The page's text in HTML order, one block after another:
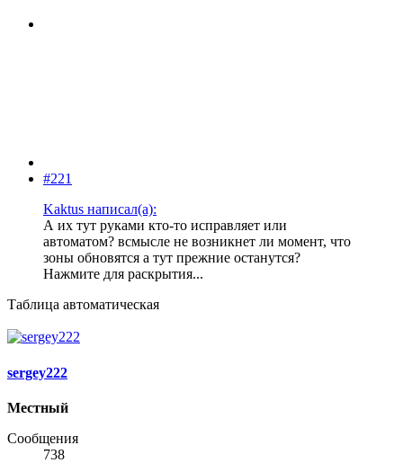
#221
Kaktus написал(а):
А их тут руками кто-то исправляет или
автоматом? всмысле не возникнет ли момент, что
зоны обновятся а тут прежние останутся?
Нажмите для раскрытия...
Таблица автоматическая
sergey222
Местный
Сообщения
738